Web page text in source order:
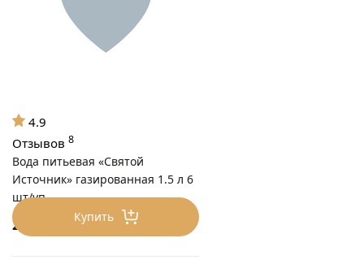
Купить
209
Вода питьевая «Святой
Источник» газированная 1.5 л 6
шт/уп
4.9
Отзывов 8